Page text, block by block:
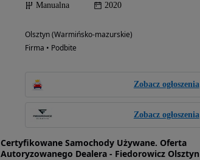
Manualna
2020
Olsztyn (Warmińsko-mazurskie)
Firma • Podbite
Zobacz ogłoszenia
Zobacz ogłoszenia
Certyfikowane Samochody Używane. Oferta
Autoryzowanego Dealera - Fiedorowicz Olsztyn